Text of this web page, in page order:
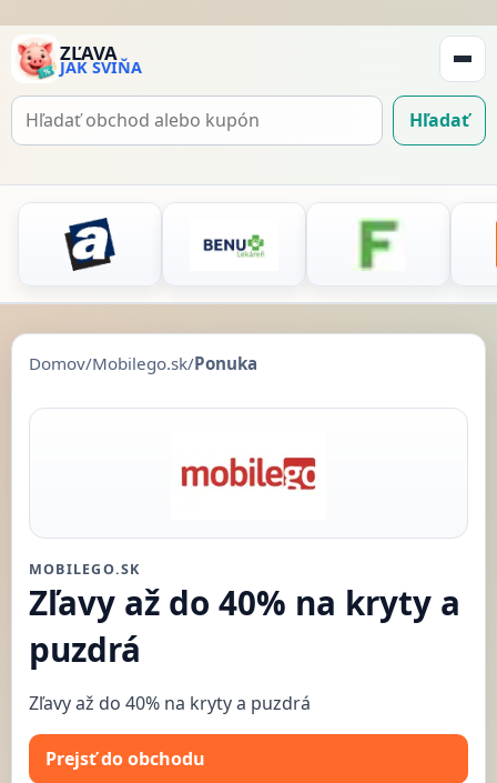
ZĽAVA
JAK SVIŇA
Hľadať
Hľadať
Domov/Mobilego.sk/Ponuka
MOBILEGO.SK
Zľavy až do 40% na kryty a
puzdrá
Zľavy až do 40% na kryty a puzdrá
Prejsť do obchodu